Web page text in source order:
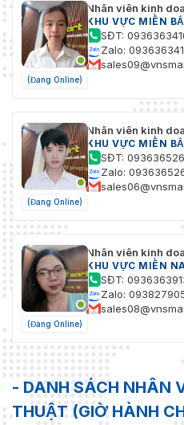
(Đang Online)
Nhân viên kinh
KHU VỰC MIỀN
SĐT:
Zalo:
(Đang Online)
Nhân viên kinh
KHU VỰC MIỀN
SĐT:
Zalo:
(Đang Online)
Nhân viên kinh
KHU VỰC MIỀN
SĐT:
Zalo:
- DANH SÁCH NHÂN
THUẬT (GIỜ HÀNH